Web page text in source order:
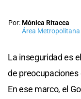
Por:Mónica Ritacca
Área Metropolitana
La inseguridad es
de preocupaciones
En ese marco, el